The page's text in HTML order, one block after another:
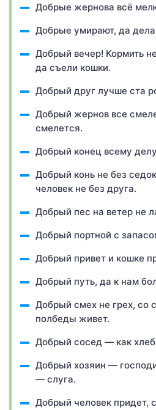
Добрые жернова всё
Добрые умирают, да дела
Добрый вечер! Кормить
да съели кошки.
Добрый друг лучше ста
Добрый жернов все
смелется.
Добрый конец всему
Добрый конь не без
человек не без друга.
Добрый пес на ветер не
Добрый портной с
Добрый привет и кошке
Добрый путь, да к нам
Добрый смех не грех, со
полбеды живет.
Добрый сосед — как
Добрый хозяин —
— слуга.
Добрый человек придет,